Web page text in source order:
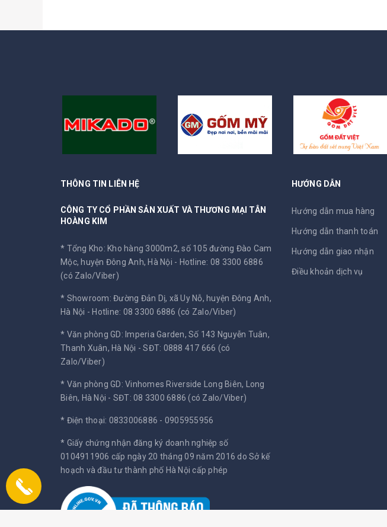
THÔNG TIN LIÊN HỆ
CÔNG TY CỔ PHẦN SẢN XUẤT VÀ THƯƠNG MẠI TÂN
HOÀNG KIM
* Tổng Kho: Kho hàng 3000m2, số 105 đường Đào Cam
Mộc, huyện Đông Anh, Hà Nội - Hotline: 08 3300 6886
(có Zalo/Viber)
* Showroom: Đường Đản Dị, xã Uy Nỗ, huyện Đông Anh,
Hà Nội -Hotline: 08 3300 6886 (có Zalo/Viber)
* Văn phòng GD: Imperia Garden, Số 143 Nguyễn Tuân,
Thanh Xuân, Hà Nội -SĐT: 0888 417 666 (có
Zalo/Viber)
* Văn phòng GD: Vinhomes Riverside Long Biên, Long
Biên, Hà Nội - SĐT: 08 3300 6886 (có Zalo/Viber)
* Điện thoại: 0833006886 - 0905955956
* Giấy chứng nhận đăng ký doanh nghiệp số
0104911906 cấp ngày 20 tháng 09 năm 2016 do Sở kế
hoạch và đầu tư thành phố Hà Nội cấp phép
HƯỚNG DẪN
Hướng dẫn mua hàng
Hướng dẫn thanh toán
Hướng dẫn giao nhận
Điều khoản dịch vụ